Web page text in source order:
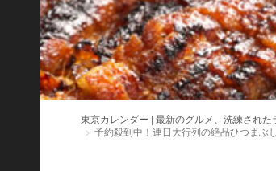
東京カレンダー | 最新のグルメ、洗練された
予約殺到中！連日大行列の絶品ひつまぶ